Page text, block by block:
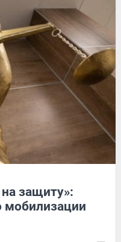
защиту»:
мобилизации